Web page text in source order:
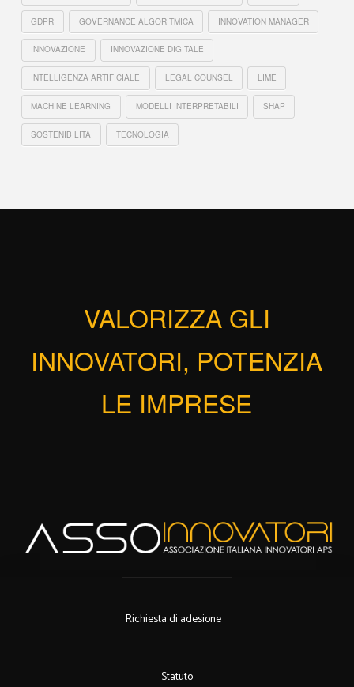
GDPR GOVERNANCE ALGORITMICA INNOVATION MANAGER
INNOVAZIONE INNOVAZIONE DIGITALE
INTELLIGENZA ARTIFICIALE LEGAL COUNSEL LIME
MACHINE LEARNING MODELLI INTERPRETABILI SHAP
SOSTENIBILITÀ TECNOLOGIA
VALORIZZA GLI
INNOVATORI, POTENZIA
LE IMPRESE
Richiesta di adesione
Statuto